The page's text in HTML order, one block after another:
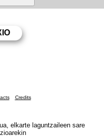
Credits
elkarte laguntzaileen sare